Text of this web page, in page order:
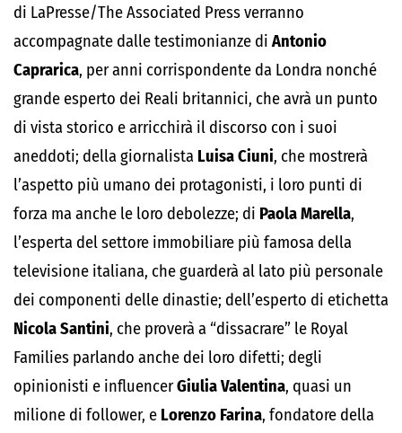
di LaPresse/The Associated Press verranno
accompagnate dalle testimonianze di Antonio
Caprarica, per anni corrispondente da Londra nonché
grande esperto dei Reali britannici, che avrà un punto
di vista storico e arricchirà il discorso con i suoi
aneddoti; della giornalista Luisa Ciuni, che mostrerà
l’aspetto più umano dei protagonisti, i loro punti di
forza ma anche le loro debolezze; di Paola Marella,
l’esperta del settore immobiliare più famosa della
televisione italiana, che guarderà al lato più personale
dei componenti delle dinastie; dell’esperto di etichetta
Nicola Santini, che proverà a “dissacrare” le Royal
Families parlando anche dei loro difetti; degli
opinionisti e influencerGiulia Valentina, quasi un
milione di follower, e Lorenzo Farina, fondatore della